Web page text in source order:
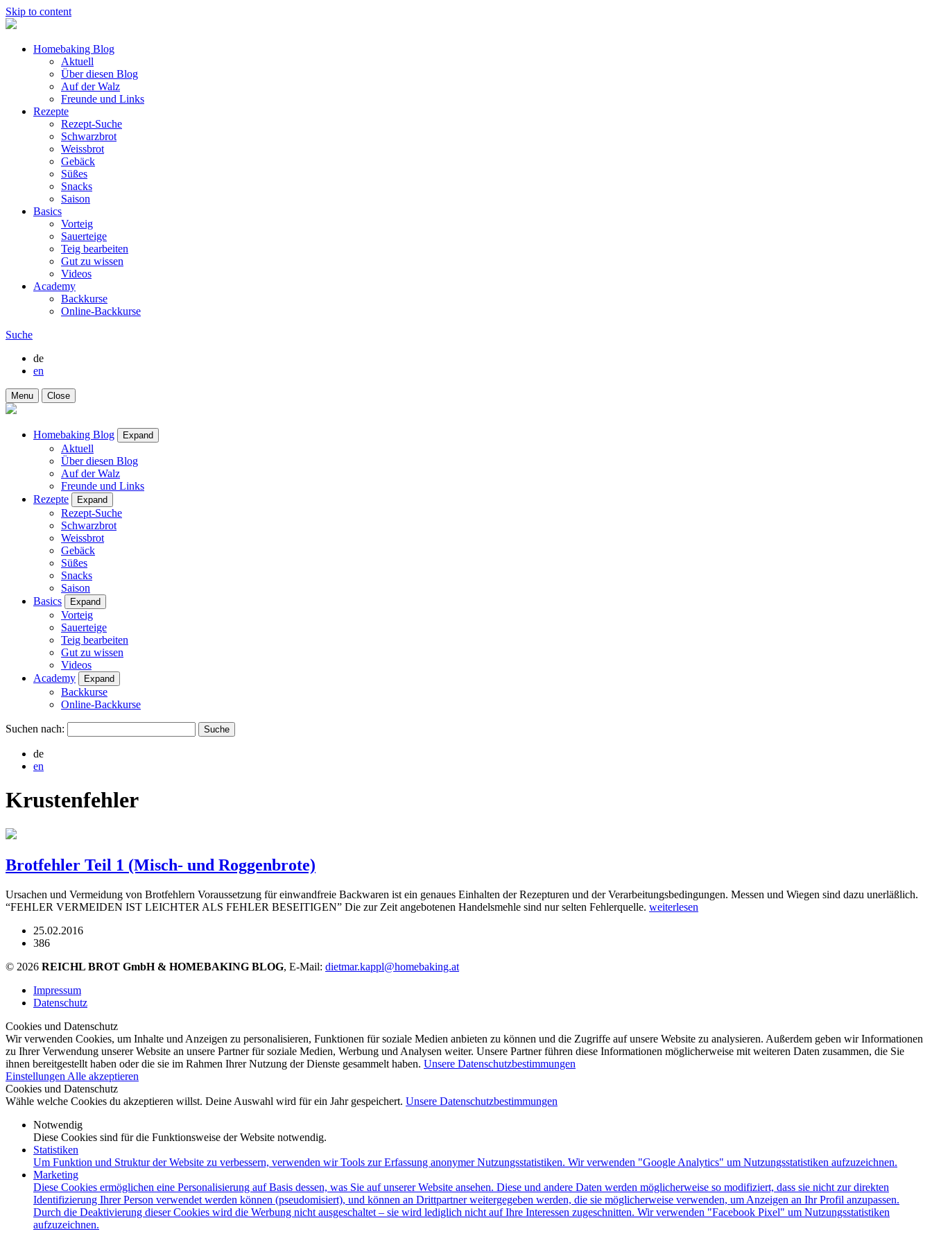
Skip to content
Homebaking Blog
Aktuell
Über diesen Blog
Auf der Walz
Freunde und Links
Rezepte
Rezept-Suche
Schwarzbrot
Weissbrot
Gebäck
Süßes
Snacks
Saison
Basics
Vorteig
Sauerteige
Teig bearbeiten
Gut zu wissen
Videos
Academy
Backkurse
Online-Backkurse
Suche
de
en
Menu Close
Homebaking Blog Expand
Aktuell
Über diesen Blog
Auf der Walz
Freunde und Links
Rezepte
Expand
Rezept-Suche
Schwarzbrot
Weissbrot
Gebäck
Süßes
Snacks
Saison
Basics
Expand
Vorteig
Sauerteige
Teig bearbeiten
Gut zu wissen
Videos
Academy
Expand
Backkurse
Online-Backkurse
Suchen nach:
de
en
Krustenfehler
Brotfehler Teil 1 (Misch- und Roggenbrote)
Ursachen und Vermeidung von Brotfehlern Voraussetzung für einwandfreie Backwaren ist ein genaues Einhalten der Rezepturen und der Verarbeitungsbedingungen. Messen und Wiegen sind dazu unerläßlich.
“FEHLER VERMEIDEN IST LEICHTER ALS FEHLER BESEITIGEN” Die zur Zeit angebotenen Handelsmehle sind nur selten Fehlerquelle. weiterlesen
25.02.2016
386
© 2026 REICHL BROT GmbH & HOMEBAKING BLOG, E-Mail: dietmar.kappl@homebaking.at
Impressum
Datenschutz
Cookies und Datenschutz
Wir verwenden Cookies, um Inhalte und Anzeigen zu personalisieren, Funktionen für soziale Medien anbieten zu können und die Zugriffe auf unsere Website zu analysieren. Außerdem geben wir Informationen
zu Ihrer Verwendung unserer Website an unsere Partner für soziale Medien, Werbung und Analysen weiter. Unsere Partner führen diese Informationen möglicherweise mit weiteren Daten zusammen, die Sie
ihnen bereitgestellt haben oder die sie im Rahmen Ihrer Nutzung der Dienste gesammelt haben. Unsere Datenschutzbestimmungen
Einstellungen Alle akzeptieren
Cookies und Datenschutz
Wähle welche Cookies du akzeptieren willst. Deine Auswahl wird für ein Jahr gespeichert. Unsere Datenschutzbestimmungen
Notwendig
Diese Cookies sind für die Funktionsweise der Website notwendig.
Statistiken
Um Funktion und Struktur der Website zu verbessern, verwenden wir Tools zur Erfassung anonymer Nutzungsstatistiken. Wir verwenden "Google Analytics" um Nutzungsstatistiken aufzuzeichnen.
Marketing
Diese Cookies ermöglichen eine Personalisierung auf Basis dessen, was Sie auf unserer Website ansehen. Diese und andere Daten werden möglicherweise so modifiziert, dass sie nicht zur direkten
Identifizierung Ihrer Person verwendet werden können (pseudomisiert), und können an Drittpartner weitergegeben werden, die sie möglicherweise verwenden, um Anzeigen an Ihr Profil anzupassen.
Durch die Deaktivierung dieser Cookies wird die Werbung nicht ausgeschaltet – sie wird lediglich nicht auf Ihre Interessen zugeschnitten. Wir verwenden "Facebook Pixel" um Nutzungsstatistiken
aufzuzeichnen.